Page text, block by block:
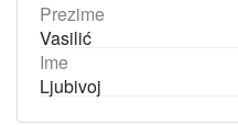
Prezime
Vasilić
Ime
Ljubivoj